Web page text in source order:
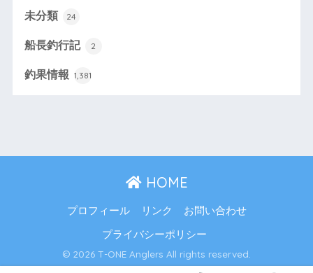
未分類 24
船長釣行記 2
釣果情報 1,381
HOME
プロフィール リンク お問い合わせ
プライバシーポリシー
© 2026 T-ONE Anglers All rights reserved.